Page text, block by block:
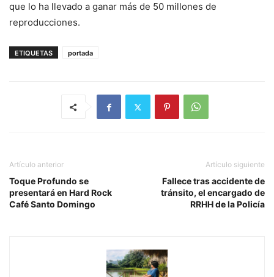
que lo ha llevado a ganar más de 50 millones de
reproducciones.
ETIQUETAS portada
Artículo anterior
Toque Profundo se
presentará en Hard Rock
Café Santo Domingo
Artículo siguiente
Fallece tras accidente de
tránsito, el encargado de
RRHH de la Policía